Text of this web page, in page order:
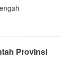
Provinsi